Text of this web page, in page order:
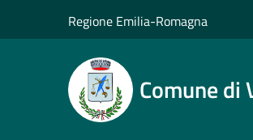
Regione Emilia-Romagna
Comune di